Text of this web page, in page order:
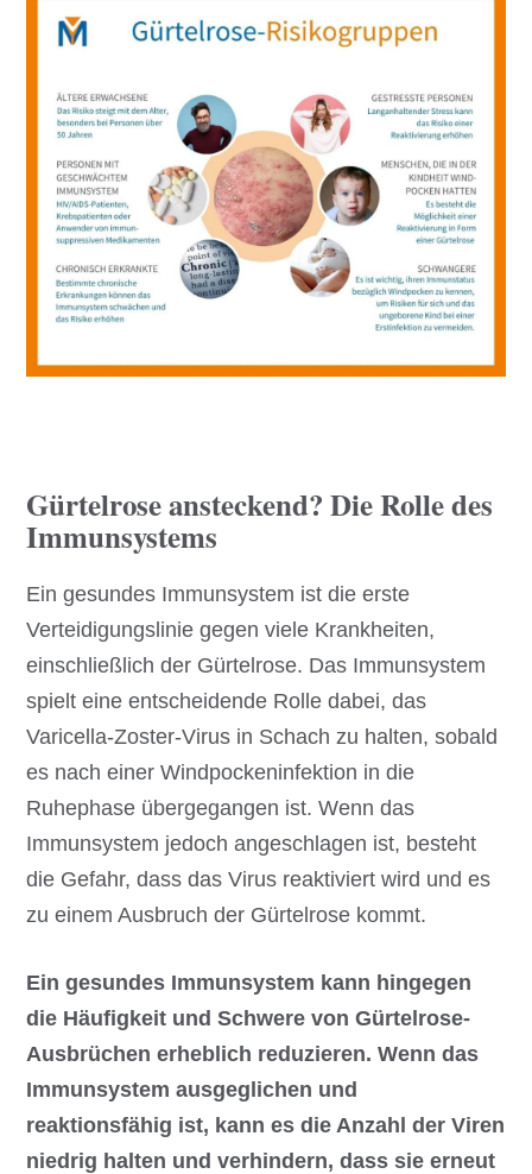
Gürtelrose ansteckend? Die Rolle des
Immunsystems
Ein gesundes Immunsystem ist die erste
Verteidigungslinie gegen viele Krankheiten,
einschließlich der Gürtelrose. Das Immunsystem
spielt eine entscheidende Rolle dabei, das
Varicella-Zoster-Virus in Schach zu halten, sobald
es nach einer Windpockeninfektion in die
Ruhephase übergegangen ist. Wenn das
Immunsystem jedoch angeschlagen ist, besteht
die Gefahr, dass das Virus reaktiviert wird und es
zu einem Ausbruch der Gürtelrose kommt.
Ein gesundes Immunsystem kann hingegen
die Häufigkeit und Schwere von Gürtelrose-
Ausbrüchen erheblich reduzieren. Wenn das
Immunsystem ausgeglichen und
reaktionsfähig ist, kann es die Anzahl der Viren
niedrig halten und verhindern, dass sie erneut